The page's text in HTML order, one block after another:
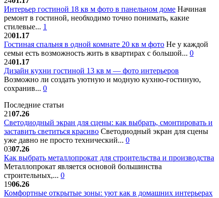
Интерьер гостиной 18 кв м фото в панельном доме Начиная
ремонт в гостиной, необходимо точно понимать, какие
стилевые... 1
2001.17
Гостиная спальня в одной комнате 20 кв м фото Не у каждой
семьи есть возможность жить в квартирах с большой... 0
2401.17
Дизайн кухни гостиной 13 кв м — фото интерьеров
Возможно ли создать уютную и модную кухню-гостиную,
сохранив... 0
Последние статьи
2107.26
Светодиодный экран для сцены: как выбрать, смонтировать и
заставить светиться красиво Светодиодный экран для сцены
уже давно не просто технический... 0
0307.26
Как выбрать металлопрокат для строительства и производства
Металлопрокат является основой большинства
строительных,... 0
1906.26
Комфортные открытые зоны: уют как в домашних интерьерах